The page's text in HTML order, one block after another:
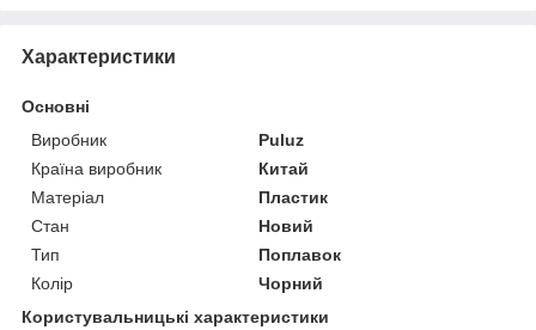
Характеристики
Основні
Виробник
Puluz
Країна виробник
Китай
Матеріал
Пластик
Стан
Новий
Тип
Поплавок
Колір
Чорний
Користувальницькі характеристики